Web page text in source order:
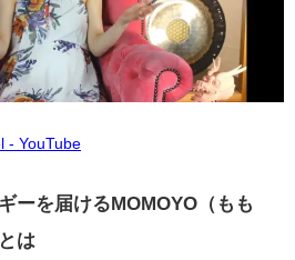
- YouTube
ーを届けるMOMOYO（もも
は